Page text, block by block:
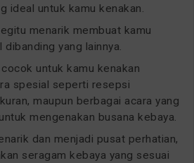
ideal untuk kamu kenakan.
menarik membuat kamu
yang lainnya.
untuk kamu kenakan
spesial seperti resepsi
maupun berbagai acara yang
mengenakan busana kebaya.
dan menjadi pusat perhatian,
seragam kebaya yang sesuai